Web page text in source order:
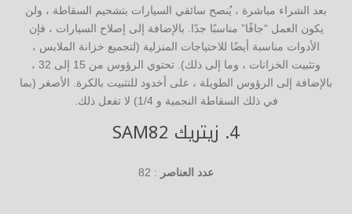
بعد الشراء مباشرة ، يُنصح سائقي السيارات بتشحيم السقاطة ، ولن
يكون العمل “جافًا” مناسبًا جدًا. بالإضافة إلى إصلاح السيارات ، فإن
الأدوات مناسبة أيضًا للاحتياجات المنزلية (لتجميع خزانة الملابس ،
وتثبيت الخزانات ، وما إلى ذلك). تحتوي الرؤوس من 15 إلى 32 ،
بالإضافة إلى الرؤوس الطويلة ، على أخدود للتثبيت بالكرة. الأصغر (بما
في ذلك السقاطة النجمية و 1/4) لا تفعل ذلك.
4. زيتريك SAM82
عدد العناصر : 82